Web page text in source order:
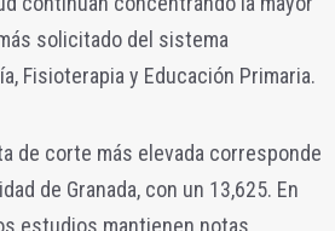
solicitado del sistema
Fisioterapia y Educación Primaria.
de corte más elevada corresponde
de Granada, con un 13,625. En
estudios mantienen notas